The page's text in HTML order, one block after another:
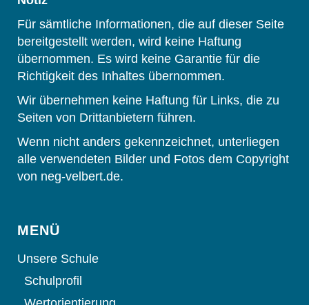
Für sämtliche Informationen, die auf dieser Seite
bereitgestellt werden, wird keine Haftung
übernommen. Es wird keine Garantie für die
Richtigkeit des Inhaltes übernommen.
Wir übernehmen keine Haftung für Links, die zu
Seiten von Drittanbietern führen.
Wenn nicht anders gekennzeichnet, unterliegen
alle verwendeten Bilder und Fotos dem Copyright
von neg-velbert.de.
MENÜ
Unsere Schule
Schulprofil